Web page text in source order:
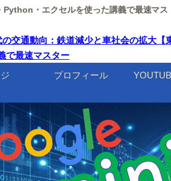
・エクセルを使った講義で最速マス
交通動向：鉄道減少と車社会の拡大
で最速マスター
プロフィール